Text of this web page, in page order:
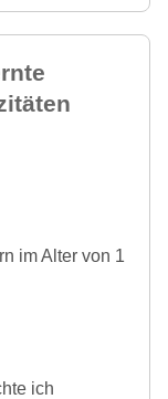
im Alter von 1
ich